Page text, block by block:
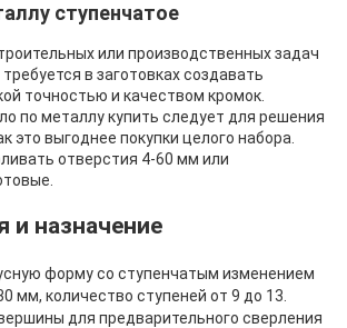
ступенчатое
или производственных задач
в заготовках создавать
точностью и качеством кромок.
по металлу купить следует для решения
это выгоднее покупки целого набора.
отверстия 4-60 мм или
и назначение
форму со ступенчатым изменением
мм, количество ступеней от 9 до 13.
для предварительного сверления